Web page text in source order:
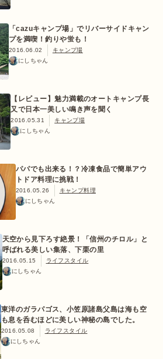
「cazuキャンプ場」でリバーサイドキャン
プを満喫！釣りや蛍も！
2016.06.02
キャンプ場
にしちゃん
【レビュー】魅力満載のオートキャンプ長
又で日本一美しい鳴き声を聞く
2016.05.31
キャンプ場
にしちゃん
パパでも出来る！？冷凍食品で簡単アウ
トドア料理に挑戦！
2016.05.26
キャンプ料理
にしちゃん
天空から見下ろす絶景！「信州のチロル」と
呼ばれる美しい集落、下栗の里
2016.05.15
ライフスタイル
にしちゃん
東洋のガラパゴス、小笠原諸島父島は海も空
も息を呑むほどに美しい神秘の島でした。
2016.05.08
ライフスタイル
にしちゃん
ログイン/会員登録